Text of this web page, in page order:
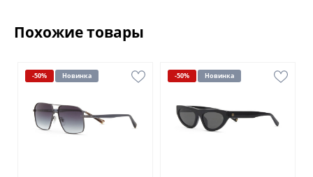
Похожие товары
-50% Новинка -50% Новинка